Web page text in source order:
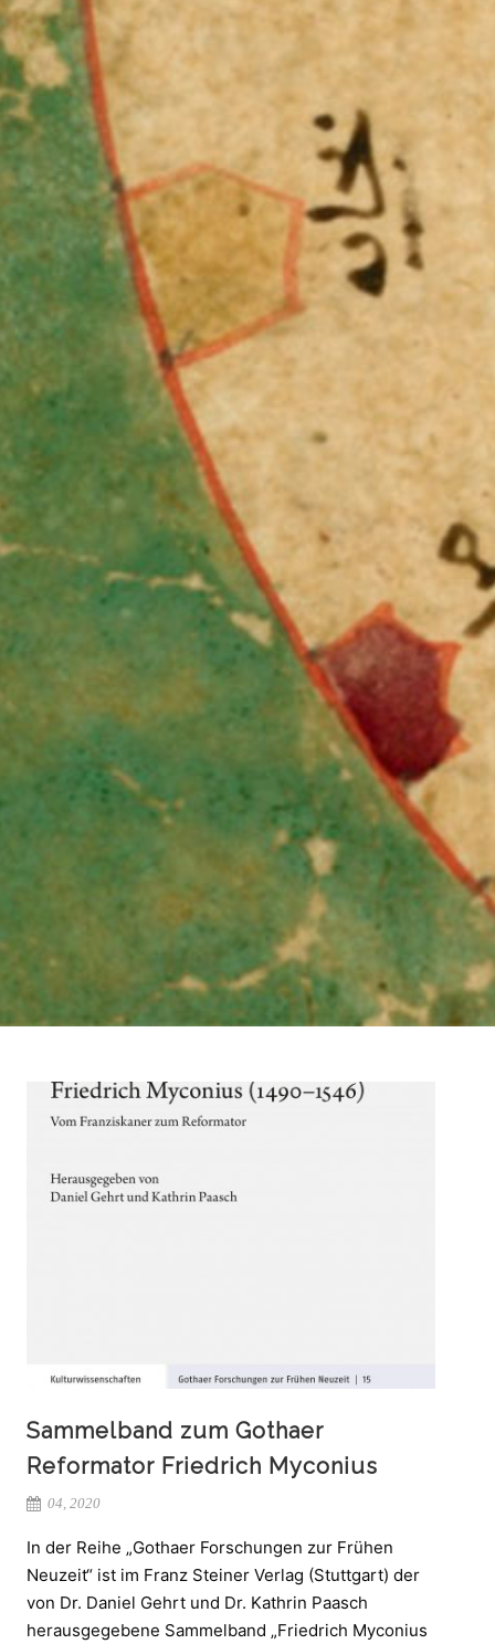
Sammelband zum Gothaer
Reformator Friedrich Myconius
04, 2020
In der Reihe „Gothaer Forschungen zur Frühen
Neuzeit“ ist im Franz Steiner Verlag (Stuttgart) der
von Dr. Daniel Gehrt und Dr. Kathrin Paasch
herausgegebene Sammelband „Friedrich Myconius